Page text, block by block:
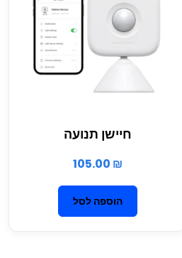
חיישן תנועה
105.00 ₪
הוספה לסל